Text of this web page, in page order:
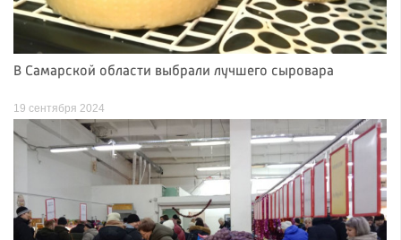
В Самарской области выбрали лучшего сыровара
19 сентября 2024